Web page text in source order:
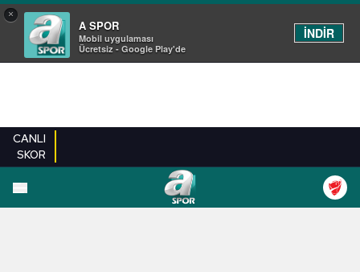
×
A SPOR
Mobil uygulaması
Ücretsiz - Google Play'de
İNDİR
CANLI
SKOR